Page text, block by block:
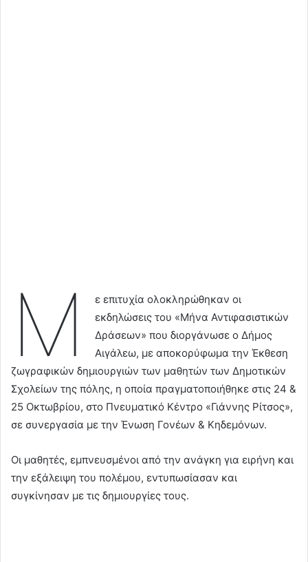
Μ
ε επιτυχία ολοκληρώθηκαν οι
εκδηλώσεις του «Μήνα Αντιφασιστικών
Δράσεων» που διοργάνωσε ο Δήμος
Αιγάλεω, με αποκορύφωμα την Έκθεση
ζωγραφικών δημιουργιών των μαθητών των Δημοτικών
Σχολείων της πόλης, η οποία πραγματοποιήθηκε στις 24 &
25 Οκτωβρίου, στο Πνευματικό Κέντρο «Γιάννης Ρίτσος»,
σε συνεργασία με την Ένωση Γονέων & Κηδεμόνων.
Οι μαθητές, εμπνευσμένοι από την ανάγκη για ειρήνη και
την εξάλειψη του πολέμου, εντυπωσίασαν και
συγκίνησαν με τις δημιουργίες τους.